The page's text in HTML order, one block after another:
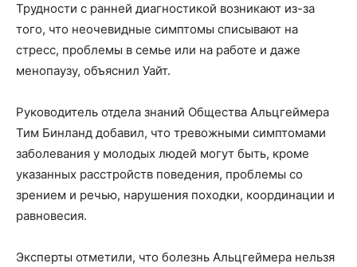
Трудности с ранней диагностикой возникают из-за
того, что неочевидные симптомы списывают на
стресс, проблемы в семье или на работе и даже
менопаузу, объяснил Уайт.
Руководитель отдела знаний Общества Альцгеймера
Тим Бинланд добавил, что тревожными симптомами
заболевания у молодых людей могут быть, кроме
указанных расстройств поведения, проблемы со
зрением и речью, нарушения походки, координации и
равновесия.
Эксперты отметили, что болезнь Альцгеймера нельзя